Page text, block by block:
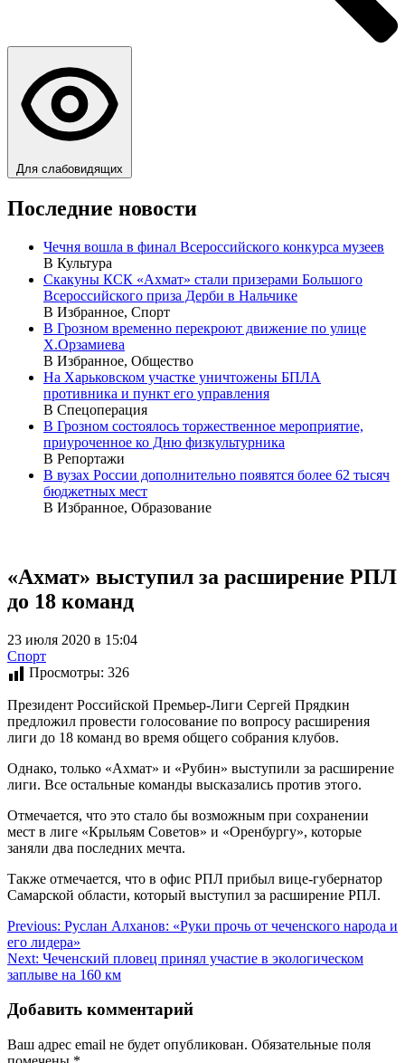
Для слабовидящих
Последние новости
Чечня вошла в финал Всероссийского конкурса музеев
В Культура
Скакуны КСК «Ахмат» стали призерами Большого
Всероссийского приза Дерби в Нальчике
В Избранное, Спорт
В Грозном временно перекроют движение по улице
Х.Орзамиева
В Избранное, Общество
На Харьковском участке уничтожены БПЛА
противника и пункт его управления
В Спецоперация
В Грозном состоялось торжественное мероприятие,
приуроченное ко Дню физкультурника
В Репортажи
В вузах России дополнительно появятся более 62 тысяч
бюджетных мест
В Избранное, Образование
«Ахмат» выступил за расширение РПЛ
до 18 команд
23 июля 2020 в 15:04
Спорт
Просмотры: 326
Президент Российской Премьер-Лиги Сергей Прядкин
предложил провести голосование по вопросу расширения
лиги до 18 команд во время общего собрания клубов.
Однако, только «Ахмат» и «Рубин» выступили за расширение
лиги. Все остальные команды высказались против этого.
Отмечается, что это стало бы возможным при сохранении
мест в лиге «Крыльям Советов» и «Оренбургу», которые
заняли два последних мечта.
Также отмечается, что в офис РПЛ прибыл вице-губернатор
Самарской области, который выступил за расширение РПЛ.
Навигация
по
записям
Previous: Руслан Алханов: «Руки прочь от чеченского народа и
его лидера»
Next: Чеченский пловец принял участие в экологическом
заплыве на 160 км
Добавить комментарий
Ваш адрес email не будет опубликован. Обязательные поля